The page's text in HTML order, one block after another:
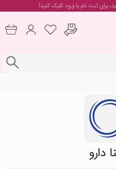
برایثبت نام یا ورودکلیک کنید!
دارو